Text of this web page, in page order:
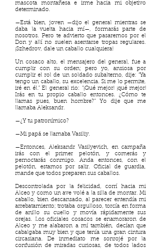
mascota montañesa e irme hacia mi objetivo
determinado.
—Está bien, joven —dijo el general mientras se
daba la vuelta hacia mí—, formarás parte de
nosotros. Pero te advierto que pasaremos por el
Don y allí no suelen asentarse tropas regulares.
¡Szhedrov, dale un caballo cualquiera!
Un cosaco alto, el mensajero del general, fue a
cumplir con su orden; pero yo, ansiosa por
cumplir el rol de un soldado subalterno, dije: “Ya
tengo un caballo, su excelencia. Si me lo permite,
iré en él.” El general rio: “¡Qué mejor! ¡qué mejor!
Irás en tu propio caballo entonces. ¿Cómo te
llamas pues, buen hombre?” Yo dije que me
llamaba Aleksandr.
—¿Y tu patronímico?
—Mi papá se llamaba Vasiliy.
—Entonces, Aleksandr Vasilyevich, en campaña
irás con el primer pelotón, y comerás y
pernoctarás conmigo. Anda entonces, con el
pelotón, estamos por salir. Oficial de guardia,
mande que todos preparen sus caballos.
Descontrolada por la felicidad, corrí hacia mi
Alceo y como un ave volé a la silla de montar. Mi
caballo, bien descansado, al parecer entendía mi
arrebatamiento; trotaba orgulloso, torcía en forma
de anillo su cuello y movía rápidamente sus
orejas. Los oficiales cosacos se enamoraron de
Alceo y me alabaron a mí también, decían que
cabalgaba muy bien y que tenía una gran cintura
circasiana. De inmediato me sonrojé por la
confusión de miradas curiosas, de todos lados